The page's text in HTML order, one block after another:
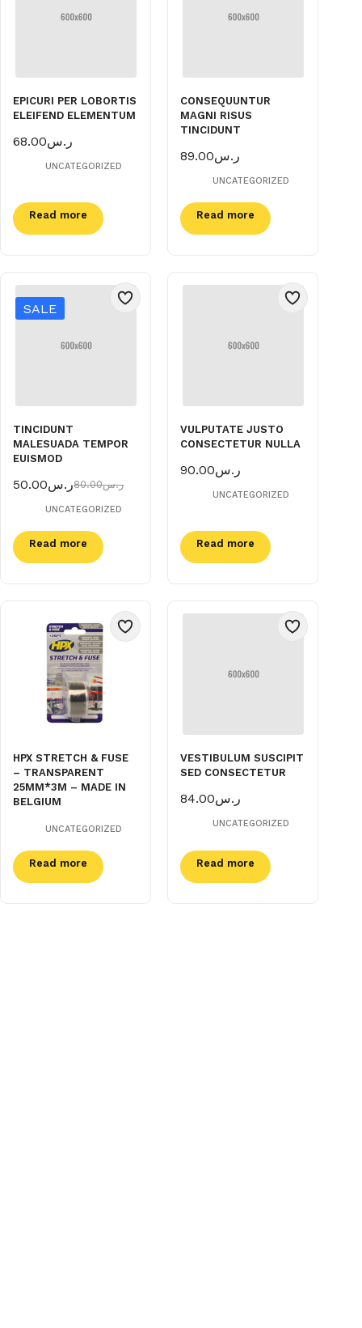
EPICURI PER LOBORTIS
ELEIFEND ELEMENTUM
ر.س68.00
UNCATEGORIZED
Read more
CONSEQUUNTUR
MAGNI RISUS
TINCIDUNT
ر.س89.00
UNCATEGORIZED
Read more
SALE
TINCIDUNT
MALESUADA TEMPOR
EUISMOD
ر.س80.00
Original
price
ر.س50.00
Current
price
UNCATEGORIZED
Read more
VULPUTATE JUSTO
CONSECTETUR NULLA
ر.س90.00
UNCATEGORIZED
Read more
HPX STRETCH & FUSE
– TRANSPARENT
25MM*3M – MADE IN
BELGIUM
UNCATEGORIZED
Read more
VESTIBULUM SUSCIPIT
SED CONSECTETUR
ر.س84.00
UNCATEGORIZED
Read more